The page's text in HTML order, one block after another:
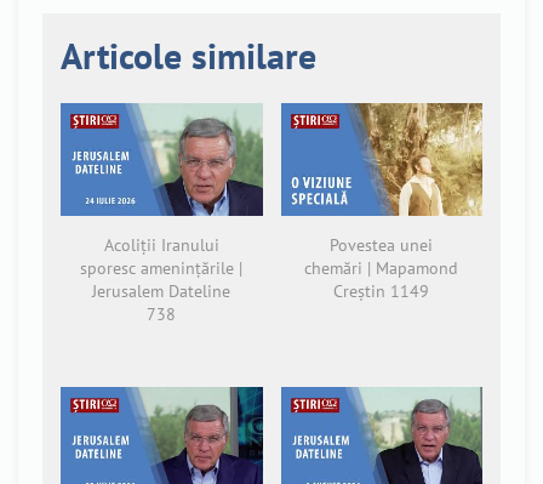
Articole similare
Acoliții Iranului
sporesc amenințările |
Jerusalem Dateline
738
Povestea unei
chemări | Mapamond
Creștin 1149